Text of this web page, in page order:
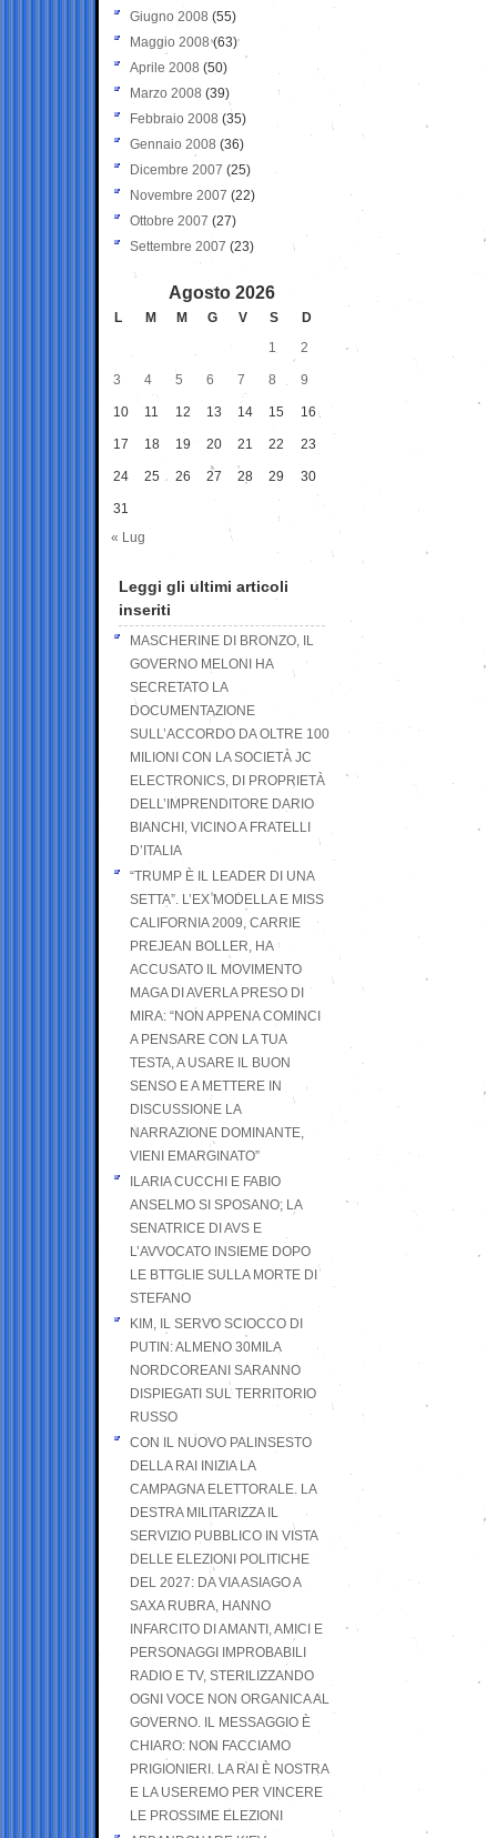
Giugno 2008 (55)
Maggio 2008(63)
Aprile 2008 (50)
Marzo 2008 (39)
Febbraio 2008 (35)
Gennaio 2008 (36)
Dicembre 2007 (25)
Novembre 2007 (22)
Ottobre 2007 (27)
Settembre 2007 (23)
Agosto 2026
L M M G V S
D
1
2
3 4 5 6 7 8 9
10 11 12 13 14 15 16
17 18 19 20 21 22 23
24 25 26 27 28 29 30
31
« Lug
Leggi gli ultimi articoli
inseriti
MASCHERINE DI BRONZO, IL
GOVERNO MELONI HA
SECRETATO LA
DOCUMENTAZIONE
SULL’ACCORDO DA OLTRE 100
MILIONI CON LA SOCIETÀ JC
ELECTRONICS, DI PROPRIETÀ
DELL’IMPRENDITORE DARIO
BIANCHI, VICINO A FRATELLI
D’ITALIA
“TRUMP È IL LEADER DI UNA
SETTA”. L’EX MODELLA E MISS
CALIFORNIA 2009, CARRIE
PREJEAN BOLLER, HA
ACCUSATO IL MOVIMENTO
MAGA DI AVERLA PRESO DI
MIRA: “NON APPENA COMINCI
A PENSARE CON LA TUA
TESTA, A USARE IL BUON
SENSO E A METTERE IN
DISCUSSIONE LA
NARRAZIONE DOMINANTE,
VIENI EMARGINATO”
ILARIA CUCCHI E FABIO
ANSELMO SI SPOSANO; LA
SENATRICE DI AVS E
L’AVVOCATO INSIEME DOPO
LE BTTGLIE SULLA MORTE DI
STEFANO
KIM, IL SERVO SCIOCCO DI
PUTIN: ALMENO 30MILA
NORDCOREANI SARANNO
DISPIEGATI SUL TERRITORIO
RUSSO
CON IL NUOVO PALINSESTO
DELLA RAI INIZIA LA
CAMPAGNA ELETTORALE. LA
DESTRA MILITARIZZA IL
SERVIZIO PUBBLICO IN VISTA
DELLE ELEZIONI POLITICHE
DEL 2027: DA VIA ASIAGO A
SAXA RUBRA, HANNO
INFARCITO DI AMANTI, AMICI E
PERSONAGGI IMPROBABILI
RADIO E TV, STERILIZZANDO
OGNI VOCE NON ORGANICA AL
GOVERNO. IL MESSAGGIO È
CHIARO: NON FACCIAMO
PRIGIONIERI. LA RAI È NOSTRA
E LA USEREMO PER VINCERE
LE PROSSIME ELEZIONI